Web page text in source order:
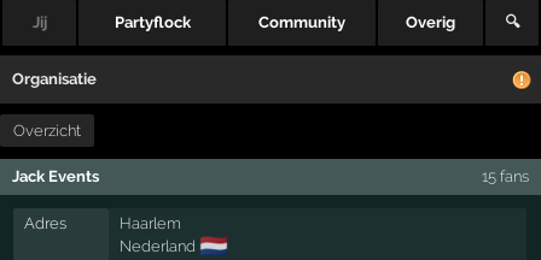
Jij Partyflock Community Overig 🔍
Organisatie
Overzicht
Jack Events 15 fans
Adres
Haarlem
Nederland 🇳🇱